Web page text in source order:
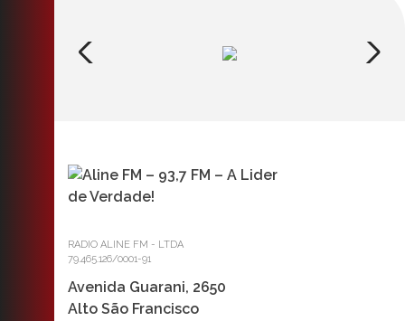
RADIO ALINE FM - LTDA
79.465.126/0001-91
Avenida Guarani, 2650
Alto São Francisco